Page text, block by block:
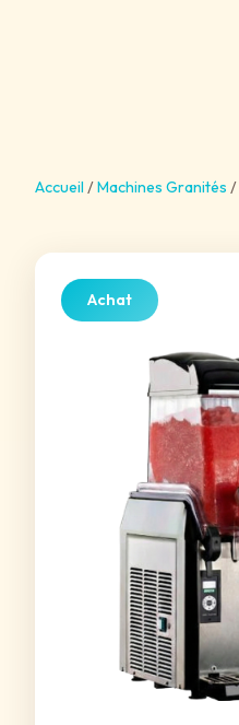
Accueil /Machines Granités /
Achat